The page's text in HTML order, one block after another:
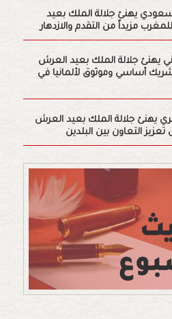
يهنئ جلالة الملك بعيد
مزيداً من التقدم والازدهار
يهنئ جلالة الملك بعيد العرش
أساسي وموثوق لألمانيا في
يهنئ جلالة الملك بعيد العرش
التعاون بين البلدين